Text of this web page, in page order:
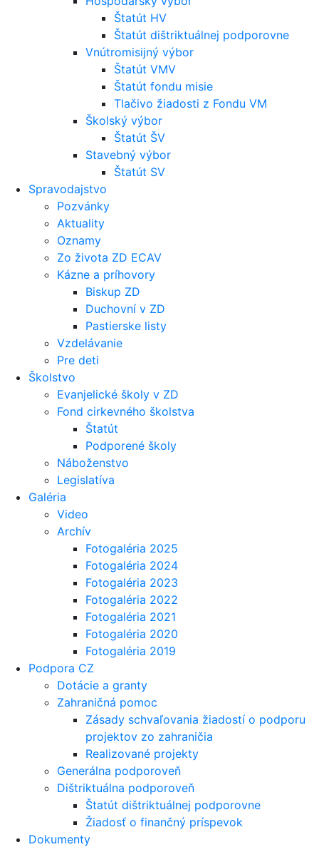
Štatút HV
Štatút dištriktuálnej podporovne
Vnútromisijný výbor
Štatút VMV
Štatút fondu misie
Tlačivo žiadosti z Fondu VM
Školský výbor
Štatút ŠV
Stavebný výbor
Štatút SV
Spravodajstvo
Pozvánky
Aktuality
Oznamy
Zo života ZD ECAV
Kázne a príhovory
Biskup ZD
Duchovní v ZD
Pastierske listy
Vzdelávanie
Pre deti
Školstvo
Evanjelické školy v ZD
Fond cirkevného školstva
Štatút
Podporené školy
Náboženstvo
Legislatíva
Galéria
Video
Archív
Fotogaléria 2025
Fotogaléria 2024
Fotogaléria 2023
Fotogaléria 2022
Fotogaléria 2021
Fotogaléria 2020
Fotogaléria 2019
Podpora CZ
Dotácie a granty
Zahraničná pomoc
Zásady schvaľovania žiadostí o podporu
projektov zo zahraničia
Realizované projekty
Generálna podporoveň
Dištriktuálna podporoveň
Štatút dištriktuálnej podporovne
Žiadosť o finančný príspevok
Dokumenty